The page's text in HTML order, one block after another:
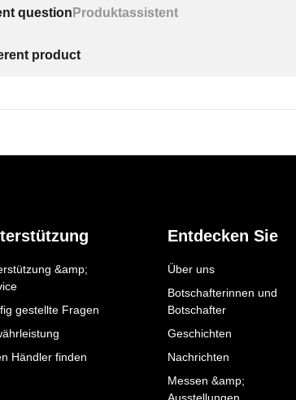
question Produktassistent
product
&amp;
gestellte Fragen
Händler finden
Entdecken Sie
Über uns
Botschafterinnen und
Botschafter
Geschichten
Nachrichten
Messen &amp;